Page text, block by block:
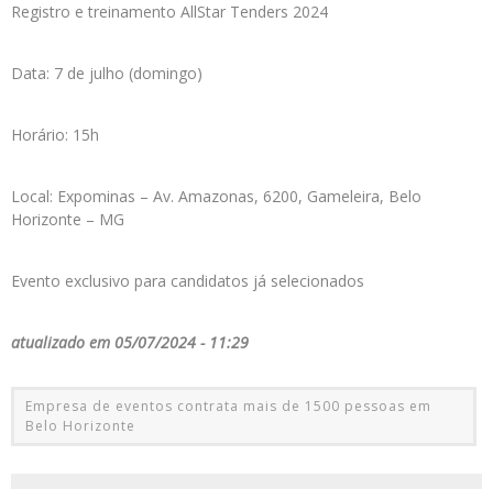
Registro e treinamento AllStar Tenders 2024
Data: 7 de julho (domingo)
Horário: 15h
Local: Expominas – Av. Amazonas, 6200, Gameleira, Belo
Horizonte – MG
Evento exclusivo para candidatos já selecionados
atualizado em 05/07/2024 - 11:29
Empresa de eventos contrata mais de 1500 pessoas em
Belo Horizonte